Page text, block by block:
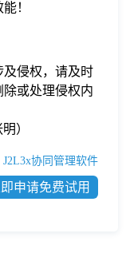
！
及侵权，请及时
或处理侵权内
）
J2L3x协同管理软件
申请免费试用